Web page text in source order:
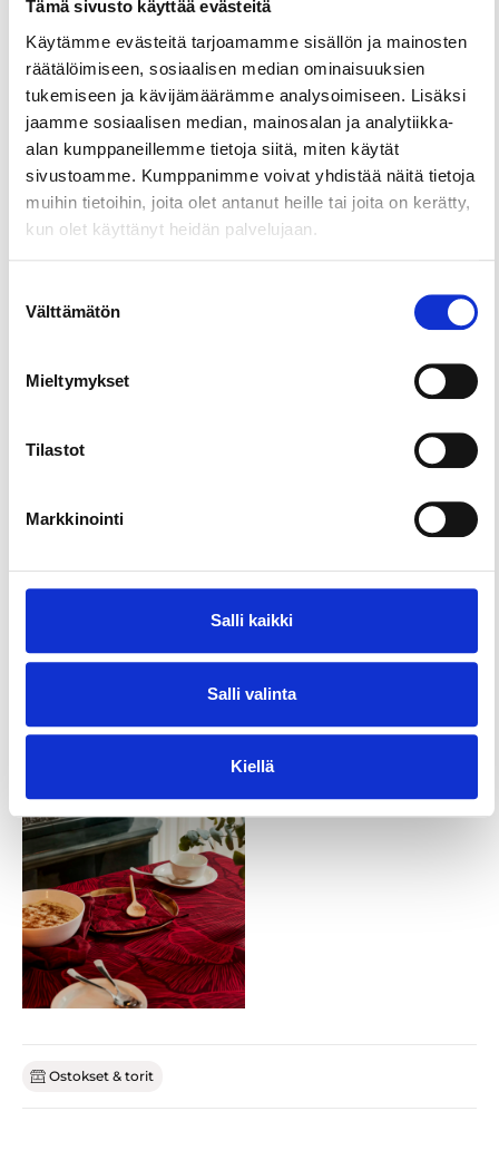
Tämä sivusto käyttää evästeitä
Käytämme evästeitä tarjoamamme sisällön ja mainosten
räätälöimiseen, sosiaalisen median ominaisuuksien
tukemiseen ja kävijämäärämme analysoimiseen. Lisäksi
jaamme sosiaalisen median, mainosalan ja analytiikka-
alan kumppaneillemme tietoja siitä, miten käytät
sivustoamme. Kumppanimme voivat yhdistää näitä tietoja
muihin tietoihin, joita olet antanut heille tai joita on kerätty,
kun olet käyttänyt heidän palvelujaan.
valinta
Välttämätön
Mieltymykset
Tilastot
Markkinointi
Salli kaikki
Salli valinta
Kiellä
ovat löytäneet tiensä lähes jokaiseen
suomalaiseen kotiin. Kokemuksen kautta olemme
oppineet ymmärtämään ja rakastamaan koteja ja
niiden arkea enemmän kuin itseämme. Tänä
päivänä koko design-filosofiamme rakentuu
tämän oivalluksen ympärille.
Finlaysonin myymälä tuotteiden syntypaikan,
vanhan Finlaysonin tehdasalueen, kupeessa
tarjoaa laajan tarjonnan Finlaysonin uusia tuotteita
Ostokset & torit